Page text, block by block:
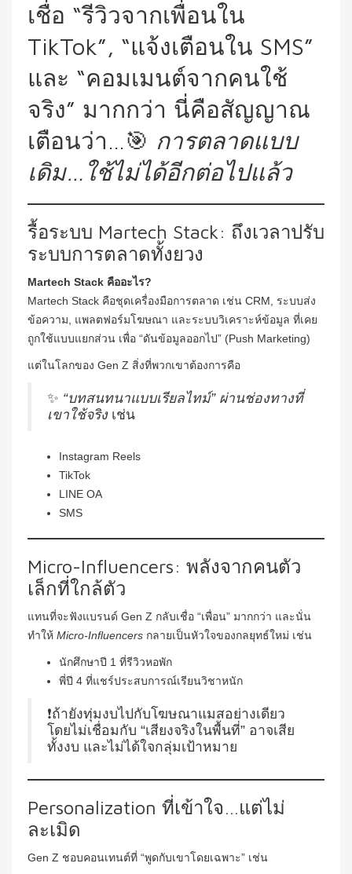
เชื่อ “รีวิวจากเพื่อนใน
TikTok”, “แจ้งเตือนใน SMS”
และ “คอมเมนต์จากคนใช้
จริง” มากกว่า นี่คือสัญญาณ
เตือนว่า…🎯 การตลาดแบบ
เดิม…ใช้ไม่ได้อีกต่อไปแล้ว
รื้อระบบ Martech Stack: ถึงเวลาปรับ
ระบบการตลาดทั้งยวง
Martech Stack คืออะไร?
Martech Stack คือชุดเครื่องมือการตลาด เช่น CRM, ระบบส่ง
ข้อความ, แพลตฟอร์มโฆษณา และระบบวิเคราะห์ข้อมูล ที่เคย
ถูกใช้แบบแยกส่วน เพื่อ “ดันข้อมูลออกไป” (Push Marketing)
แต่ในโลกของ Gen Z สิ่งที่พวกเขาต้องการคือ
✨ “บทสนทนาแบบเรียลไทม์” ผ่านช่องทางที่
เขาใช้จริงเช่น
Instagram Reels
TikTok
LINE OA
SMS
Micro-Influencers: พลังจากคนตัว
เล็กที่ใกล้ตัว
แทนที่จะฟังแบรนด์ Gen Z กลับเชื่อ “เพื่อน” มากกว่า และนั่น
ทำให้ Micro-Influencers กลายเป็นหัวใจของกลยุทธ์ใหม่ เช่น
นักศึกษาปี 1 ที่รีวิวหอพัก
พี่ปี 4 ที่แชร์ประสบการณ์เรียนวิชาหนัก
❗ถ้ายังทุ่มงบไปกับโฆษณาแมสอย่างเดียว
โดยไม่เชื่อมกับ “เสียงจริงในพื้นที่” อาจเสีย
ทั้งงบ และไม่ได้ใจกลุ่มเป้าหมาย
Personalization ที่เข้าใจ…แต่ไม่
ละเมิด
Gen Z ชอบคอนเทนต์ที่ “พูดกับเขาโดยเฉพาะ” เช่น